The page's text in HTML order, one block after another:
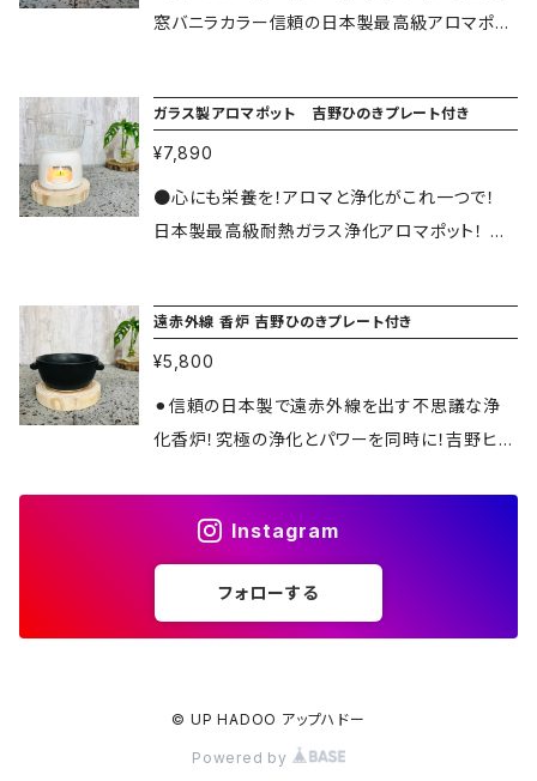
窓バニラカラー信頼の日本製最高級アロマポッ
すさも保証付です。 ※遠赤外線タイプではござ
いません。 沢山のお客様から眺めてるだけで癒
されると大好評の不思議なアロマポット です。 ⚫︎
着いたらすぐ浄化と癒し！ 大変貴重な日本大豆
ーラに栄養を。 ⚫︎皿に水を張り精油を滴下しキ
ャンドルを灯せば爽やかな香りが部屋中に広が
など幅広く使用できます。 幸運呼び・運気上昇・
ヨガ・浄化・瞑想・座禅・悪霊払い・癒し・リラック
直火OKマルチプレートです。水切れ空焚きにな
っても安心です。 ⚫︎アロマポット ⚫︎色・バニラ ⚫︎
造国・日本 ⚫︎販売元アップハドー ⚫︎責任管理元
（株）バリフドウー ※画像は同商品を撮影してお
ガラス製アロマポット 吉野ひのきプレート付き
¥7,890
●心にも栄養を！アロマと浄化がこれ一つで！
日本製最高級耐熱ガラス浄化アロマポット！ 火
キャンドル&癒しと浄化の純粋精油などなどプレ
ゼントが！お楽しみに！日本の銘木吉野ひのきプ
レート付き！ ■使用例 ・カップに水を張り精油
を滴下し、香炉内にキャンドルを灯せば爽やかな
カップに水を張り、ホワイトセージの葉などを入
れキャンドルを灯せば温められた水で煙の出な
い浄化と癒しの香りが楽しめます。 ・ホワイトセ
ージやパロサントなどの葉や木部を直火で焚き
呼び・運気上昇・ヨガ・浄化・瞑想・座禅・悪霊払
遠赤外線 香炉 吉野ひのきプレート付き
¥5,800
⚫︎信頼の日本製で遠赤外線を出す不思議な浄
化香炉！究極の浄化とパワーを同時に！吉野ヒノ
す。遠赤外線効果で香りの違いとパワーを実感！
高温になっても香炉から有害物質が出ない安全
製！ また容器が冷めていても遠赤効果は持続し
ます。火を使わず水や塩、葉を入れておくだけで
Instagram
フォローする
© UP HADOO アップハドー
Powered by